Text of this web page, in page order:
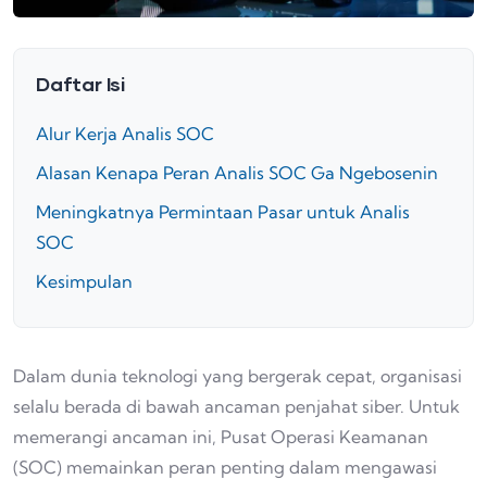
Daftar Isi
Alur Kerja Analis SOC
Alasan Kenapa Peran Analis SOC Ga Ngebosenin
Meningkatnya Permintaan Pasar untuk Analis
SOC
Kesimpulan
Dalam dunia teknologi yang bergerak cepat, organisasi
selalu berada di bawah ancaman penjahat siber. Untuk
memerangi ancaman ini, Pusat Operasi Keamanan
(SOC) memainkan peran penting dalam mengawasi